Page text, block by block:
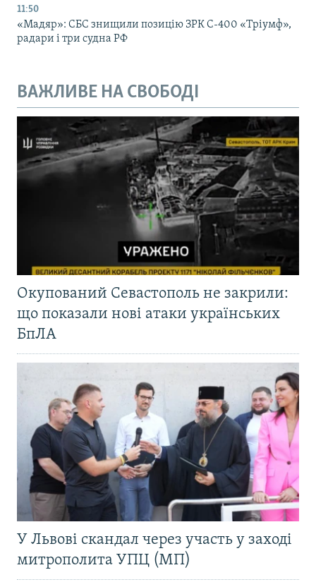
11:50
«Мадяр»: СБС знищили позицію ЗРК С-400 «Тріумф»,
радари і три судна РФ
ВАЖЛИВЕ НА СВОБОДІ
Окупований Севастополь не закрили:
що показали нові атаки українських
БпЛА
У Львові скандал через участь у заході
митрополита УПЦ (МП)